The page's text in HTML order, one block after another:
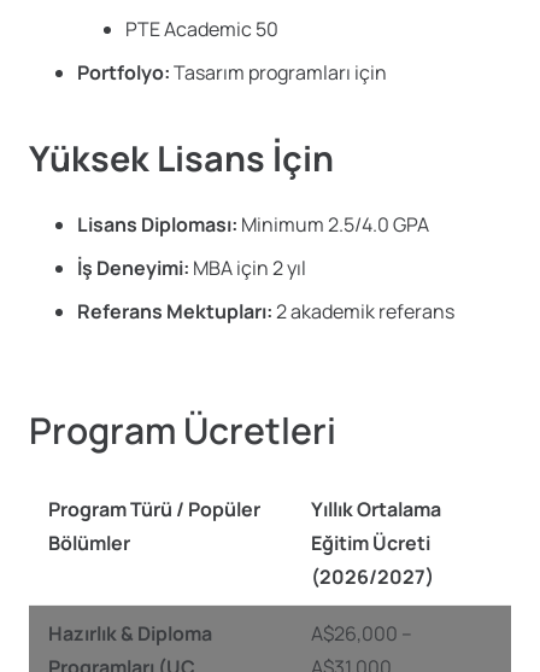
PTE Academic 50
Portfolyo:Tasarım programları için
Yüksek Lisans İçin
Lisans Diploması: Minimum 2.5/4.0 GPA
İş Deneyimi: MBA için 2 yıl
Referans Mektupları:2 akademik referans
Program Ücretleri
Program Türü / Popüler
Bölümler
Yıllık Ortalama
Eğitim Ücreti
(2026/2027)
Hazırlık & Diploma
A$26,000 –